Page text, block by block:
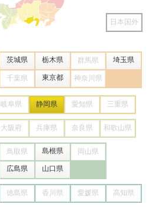
茨城県 栃木県 群馬県 埼玉県
千葉県 東京都 神奈川県
岐阜県 静岡県 愛知県 三重県
大阪府 兵庫県 奈良県 和歌山県
鳥取県 島根県 岡山県
広島県 山口県
徳島県 香川県 愛媛県 高知県
日本国外